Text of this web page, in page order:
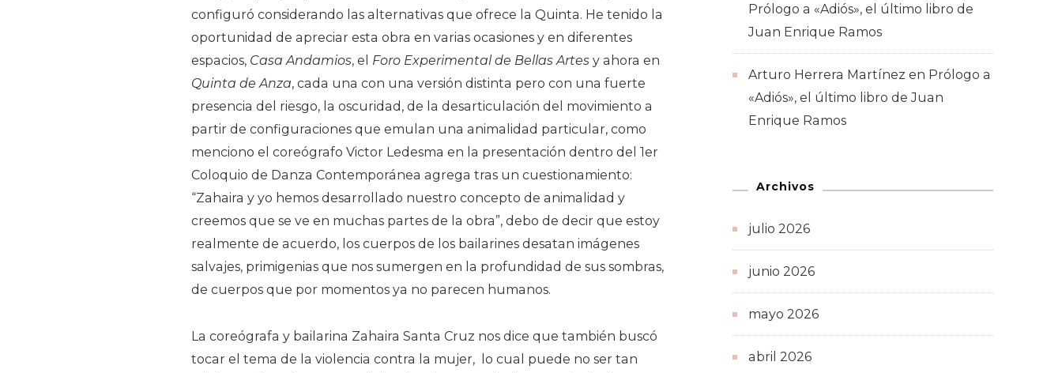
configuró considerando las alternativas que ofrece la Quinta. He tenido la
oportunidad de apreciar esta obra en varias ocasiones y en diferentes
espacios, Casa Andamios, el Foro Experimental de Bellas Artes y ahora en
Quinta de Anza, cada una con una versión distinta pero con una fuerte
presencia del riesgo, la oscuridad, de la desarticulación del movimiento a
partir de configuraciones que emulan una animalidad particular, como
menciono el coreógrafo Victor Ledesma en la presentación dentro del 1er
Coloquio de Danza Contemporánea agrega tras un cuestionamiento:
“Zahaira y yo hemos desarrollado nuestro concepto de animalidad y
creemos que se ve en muchas partes de la obra”, debo de decir que estoy
realmente de acuerdo, los cuerpos de los bailarines desatan imágenes
salvajes, primigenias que nos sumergen en la profundidad de sus sombras,
de cuerpos que por momentos ya no parecen humanos.
La coreógrafa y bailarina Zahaira Santa Cruz nos dice que también buscó
tocar el tema de la violencia contra la mujer, lo cual puede no ser tan
Prólogo a «Adiós», el último libro de
Juan Enrique Ramos
Arturo Herrera Martínez en Prólogo a
«Adiós», el último libro de Juan
Enrique Ramos
Archivos
julio 2026
junio 2026
mayo 2026
abril 2026